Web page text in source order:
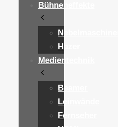
Bühneneffekte
Nebelmaschinen
Hazer
Medientechnik
Beamer
Leinwände
Fernseher